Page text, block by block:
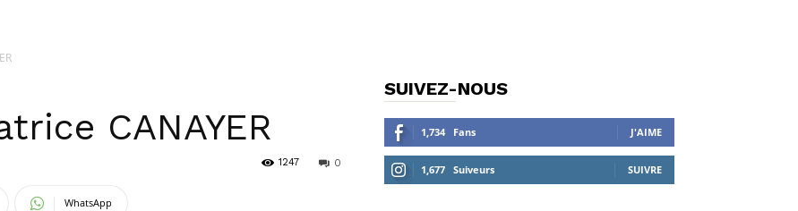
CANAYER
0
1247
WhatsApp
SUIVEZ-NOUS
1,734 Fans J'AIME
1,677 Suiveurs SUIVRE